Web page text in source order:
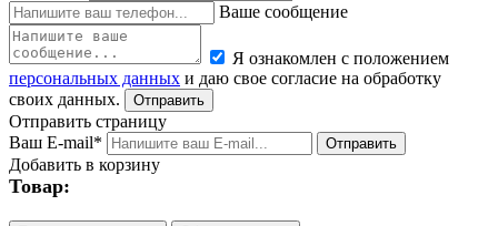
Ваше сообщение
Я ознакомлен с положением
персональных данных и даю свое согласие на обработку
своих данных.
Отправить страницу
Ваш E-mail*
Добавить в корзину
Товар: